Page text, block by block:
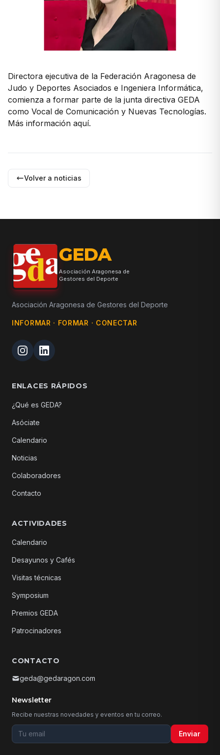
Directora ejecutiva de la Federación Aragonesa de
Judo y Deportes Asociados e Ingeniera Informática,
comienza a formar parte de la junta directiva GEDA
como Vocal de Comunicación y Nuevas Tecnologías.
Más información aquí.
Volver a noticias
GEDA
Asociación Aragonesa de
Gestores del Deporte
Asociación Aragonesa de Gestores del Deporte
INFORMAR · FORMAR · CONECTAR
ENLACES RÁPIDOS
¿Qué es GEDA?
Asóciate
Calendario
Noticias
Colaboradores
Contacto
ACTIVIDADES
Calendario
Desayunos y Cafés
Visitas técnicas
Symposium
Premios GEDA
Patrocinadores
CONTACTO
geda@gedaragon.com
Newsletter
Recibe nuestras novedades y eventos en tu correo.
Tu email para la newsletter Enviar